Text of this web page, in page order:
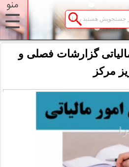
منو
☰
گزارشات فصلی و
مرکز